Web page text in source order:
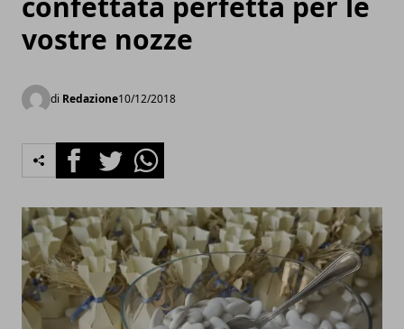
vostre nozze
di Redazione10/12/2018
FacebookTwitterWhatsapp